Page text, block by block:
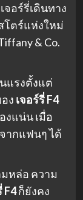
จอร์รี่เดินทาง
โตร์แห่งใหม่
& Co.
แรงตั้งแต่
ง เจอร์รี่ F4
งแน่น เมื่อ
ากแฟนๆ ได้
หล่อ ความ
F4ก็ยังคง